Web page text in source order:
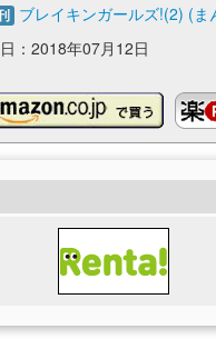
ブレイキンガールズ!(2) (
：2018年07月12日